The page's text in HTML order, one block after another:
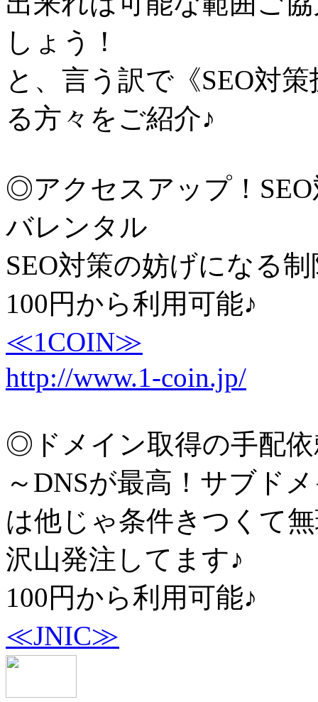
しょう！
と、言う訳で《SEO対
る方々をご紹介♪
◎アクセスアップ！
バレンタル
SEO対策の妨げになる
100円から利用可能♪
≪1COIN≫
http://www.1-coin.jp/
◎ドメイン取得の手配
～DNSが最高！サブド
は他じゃ条件きつくて
沢山発注してます♪
100円から利用可能♪
≪JNIC≫